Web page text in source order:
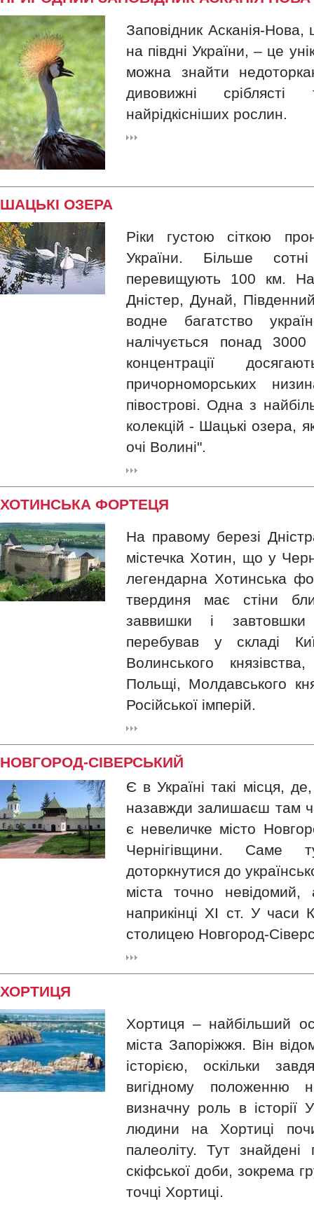
Заповідник Асканія-Нова,
на півдні України, – це
можна знайти
дивовижні
найрідкісніших рослин.
ШАЦЬКІ ОЗЕРА
Ріки густою сіткою
України. Більше
перевищують 100 км.
Дністер, Дунай,
водне багатство
налічується понад
концентрації
причорноморських
півострові. Одна з
колекцій - Шацькі озера,
очі Волині".
ХОТИНСЬКА ФОРТЕЦЯ
На правому березі
містечка Хотин, що у
легендарна Хотинська
твердиня має стіни
заввишки і
перебував у складі
Волинського
Польщі, Молдавського
Російської імперій.
НОВГОРОД-СІВЕРСЬКИЙ
Є в Україні такі місця,
назавжди залишаєш там
є невеличке місто
Чернігівщини.
доторкнутися до
міста точно
наприкінці ХІ ст. У часи
столицею Новгород-
ХОРТИЦЯ
Хортиця – найбільший
міста Запоріжжя. Він
історією, оскільки
вигідному положенню
визначну роль в історії
людини на Хортиці
палеоліту. Тут знайдені
скіфської доби, зокрема
точці Хортиці.